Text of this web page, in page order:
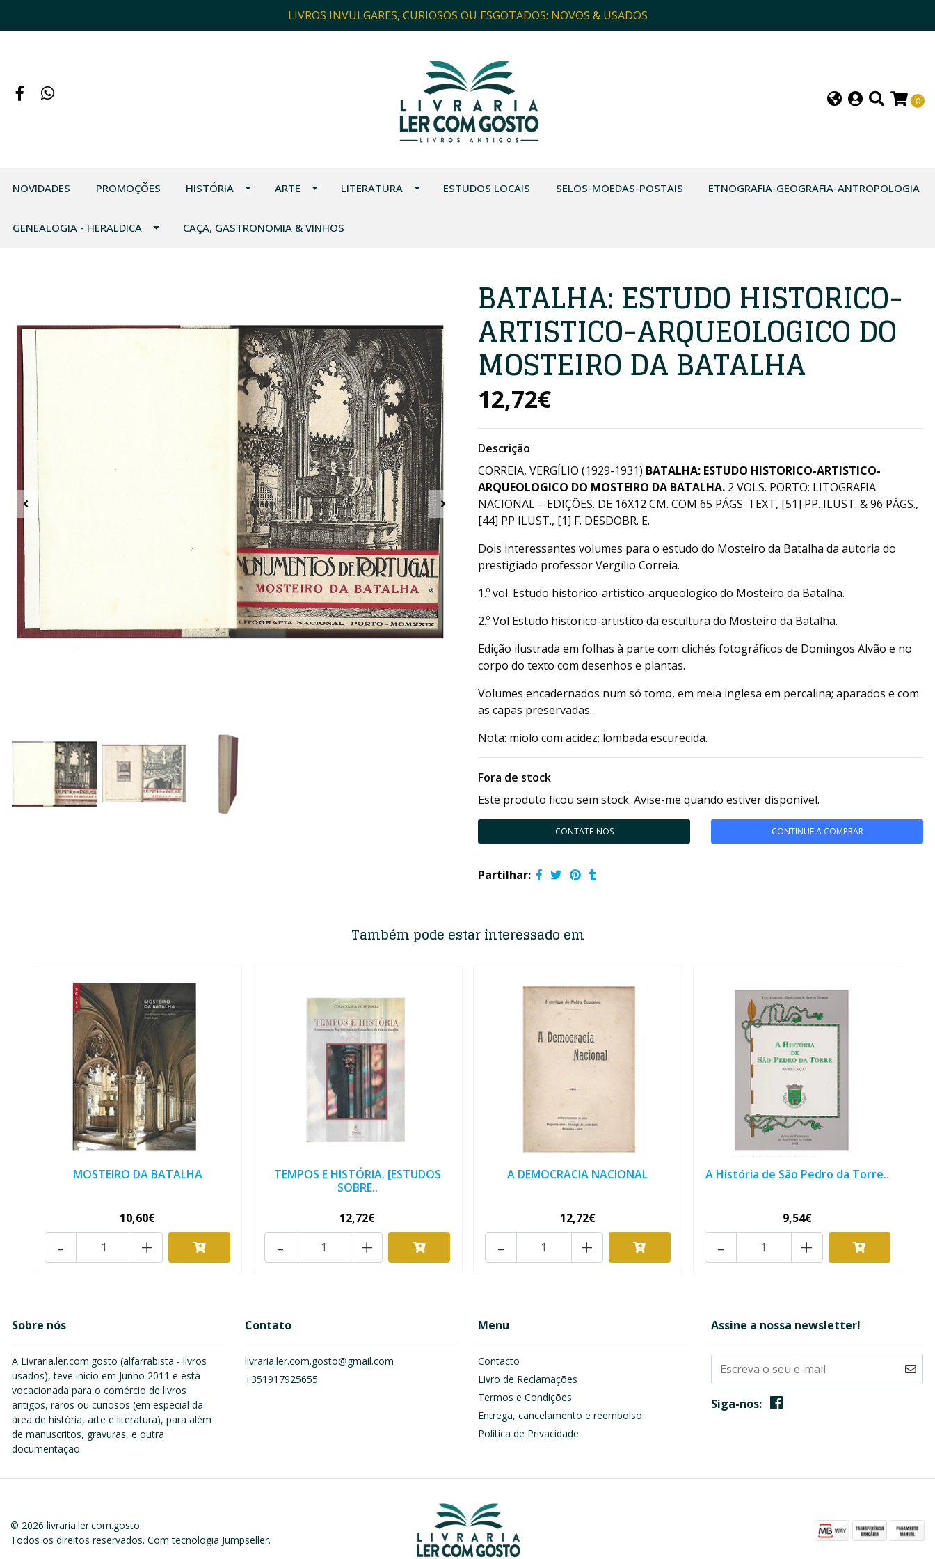
LIVROS INVULGARES, CURIOSOS OU ESGOTADOS: NOVOS & USADOS
0
NOVIDADES PROMOÇÕES HISTÓRIA ARTE LITERATURA ESTUDOS LOCAIS SELOS-MOEDAS-POSTAIS ETNOGRAFIA-GEOGRAFIA-ANTROPOLOGIA
GENEALOGIA - HERALDICA CAÇA, GASTRONOMIA & VINHOS
BATALHA: ESTUDO HISTORICO-
ARTISTICO-ARQUEOLOGICO DO
MOSTEIRO DA BATALHA
12,72€
Descrição
CORREIA, VERGÍLIO (1929-1931) BATALHA: ESTUDO HISTORICO-ARTISTICO-
ARQUEOLOGICO DO MOSTEIRO DA BATALHA. 2 VOLS. PORTO: LITOGRAFIA
NACIONAL – EDIÇÕES. DE 16X12 CM. COM 65 PÁGS. TEXT, [51] PP. ILUST. & 96 PÁGS.,
[44] PP ILUST., [1] F. DESDOBR. E.
Dois interessantes volumes para o estudo do Mosteiro da Batalha da autoria do
prestigiado professor Vergílio Correia.
1.º vol. Estudo historico-artistico-arqueologico do Mosteiro da Batalha.
2.º Vol Estudo historico-artistico da escultura do Mosteiro da Batalha.
Edição ilustrada em folhas à parte com clichés fotográficos de Domingos Alvão e no
corpo do texto com desenhos e plantas.
Volumes encadernados num só tomo, em meia inglesa em percalina; aparados e com
as capas preservadas.
Nota: miolo com acidez; lombada escurecida.
Fora de stock
Este produto ficou sem stock. Avise-me quando estiver disponível.
CONTATE-NOS CONTINUE A COMPRAR
Partilhar:
Também pode estar interessado em
MOSTEIRO DA BATALHA
10,60€
+
-
TEMPOS E HISTÓRIA. [ESTUDOS
SOBRE..
12,72€
+
-
A DEMOCRACIA NACIONAL
12,72€
+
-
A História de São Pedro da Torre..
9,54€
+
-
Sobre nós
A Livraria.ler.com.gosto (alfarrabista - livros
usados), teve início em Junho 2011 e está
vocacionada para o comércio de livros
antigos, raros ou curiosos (em especial da
área de história, arte e literatura), para além
de manuscritos, gravuras, e outra
documentação.
Contato
livraria.ler.com.gosto@gmail.com
+351917925655
Menu
Contacto
Livro de Reclamações
Termos e Condições
Entrega, cancelamento e reembolso
Política de Privacidade
Assine a nossa newsletter!
Siga-nos:
© 2026 livraria.ler.com.gosto.
Todos os direitos reservados. Com tecnologia Jumpseller.